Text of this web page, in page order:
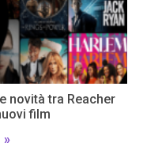
novità tra Reacher
film
»